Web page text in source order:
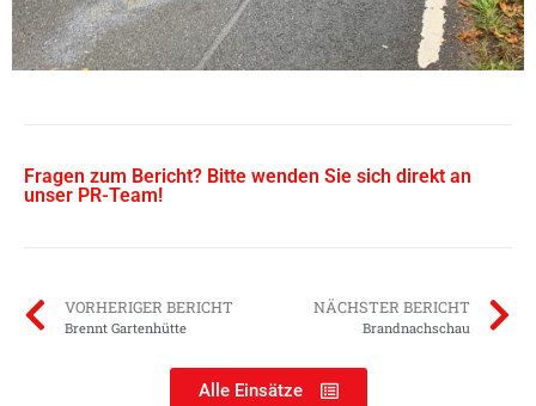
Fragen zum Bericht? Bitte wenden Sie sich direkt an
unser PR-Team!
VORHERIGER BERICHT
Brennt Gartenhütte
NÄCHSTER BERICHT
Brandnachschau
Alle Einsätze